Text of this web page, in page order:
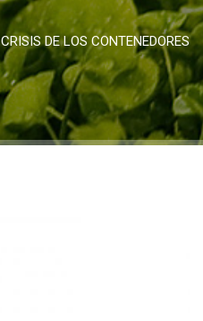
CRISIS DE LOS CONTENEDORES